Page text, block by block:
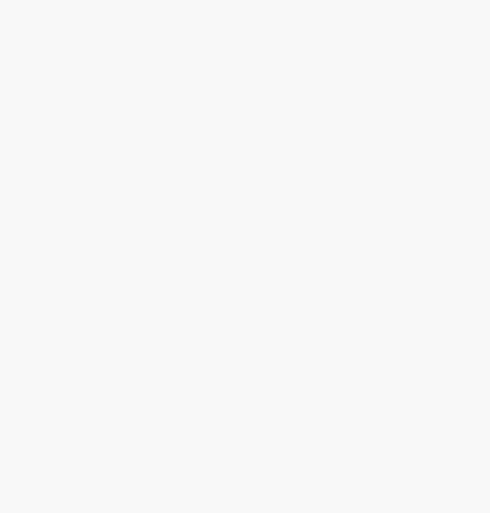
Nach dem großen Erfolg der letzten Ausgaben werden
Kalender erscheint im Format 25 x 22 cm und zeigt jedes Jahr
sind alle gängigen Formate. Jedes Bild muss den
betont Joachim Lehmann. Der JB-Verein und der